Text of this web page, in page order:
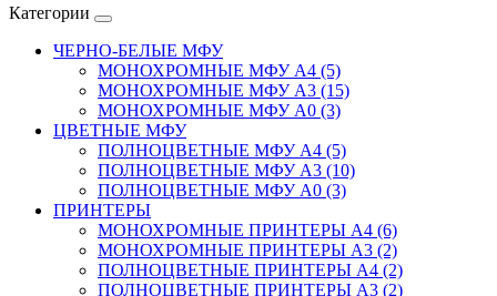
Категории
ЧЕРНО-БЕЛЫЕ МФУ
МОНОХРОМНЫЕ МФУ А4 (5)
МОНОХРОМНЫЕ МФУ А3 (15)
МОНОХРОМНЫЕ МФУ А0 (3)
ЦВЕТНЫЕ МФУ
ПОЛНОЦВЕТНЫЕ МФУ А4 (5)
ПОЛНОЦВЕТНЫЕ МФУ А3 (10)
ПОЛНОЦВЕТНЫЕ МФУ А0 (3)
ПРИНТЕРЫ
МОНОХРОМНЫЕ ПРИНТЕРЫ А4 (6)
МОНОХРОМНЫЕ ПРИНТЕРЫ А3 (2)
ПОЛНОЦВЕТНЫЕ ПРИНТЕРЫ А4 (2)
ПОЛНОЦВЕТНЫЕ ПРИНТЕРЫ А3 (2)